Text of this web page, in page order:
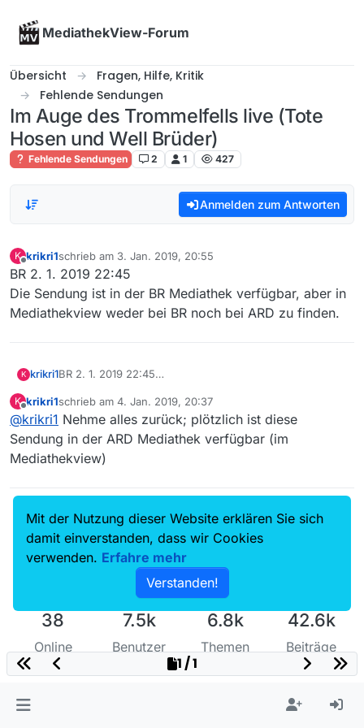
MediathekView-Forum
Übersicht
Fragen, Hilfe, Kritik
Fehlende Sendungen
Im Auge des Trommelfells live (Tote
Hosen und Well Brüder)
Fehlende Sendungen 2 1 427
Anmelden zum Antworten
K
Offline
krikri1schrieb am 3. Jan. 2019, 20:55
zuletzt editiert von
BR 2. 1. 2019 22:45
Die Sendung ist in der BR Mediathek verfügbar, aber in
Mediathekview weder bei BR noch bei ARD zu finden.
K krikri1
BR 2. 1. 2019 22:45
Mediathekview weder bei BR noch bei ARD zu finden.
K
Offline
krikri1schrieb am 4. Jan. 2019, 20:37
zuletzt editiert von
@krikri1 Nehme alles zurück; plötzlich ist diese
Sendung in der ARD Mediathek verfügbar (im
Mediathekview)
38
Online
7.5k
Benutzer
6.8k
Themen
42.6k
Beiträge
1 / 1
Mit der Nutzung dieser Website erklären Sie sich
damit einverstanden, dass wir Cookies
verwenden. Erfahre mehr
Verstanden!